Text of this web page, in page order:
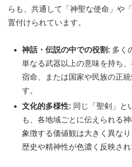
らも、共通して「神聖な使命」や
置付けられています。
神話・伝説の中での役割: 多く
単なる武器以上の意味を持ち
宿命、または国家や民族の正
す。
文化的多様性: 同じ「聖剣」と
も、各地域ごとに伝えられる
象徴する価値観は大きく異な
歴史や精神性が色濃く反映され